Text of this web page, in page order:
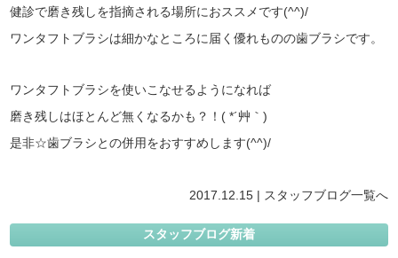
健診で磨き残しを指摘される場所におススメです(^^)/
ワンタフトブラシは細かなところに届く優れものの歯ブラシです。
ワンタフトブラシを使いこなせるようになれば
磨き残しはほとんど無くなるかも？！( *´艸｀)
是非☆歯ブラシとの併用をおすすめします(^^)/
2017.12.15 | スタッフブログ一覧へ
スタッフブログ新着